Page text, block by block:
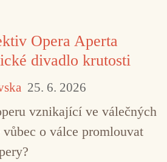
Opera Aperta
divadlo krutosti
25. 6. 2026
vznikající ve válečných
o válce promlouvat